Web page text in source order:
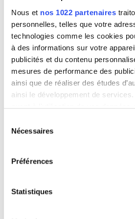
Nous et nos 1022 partenaires
personnelles, telles que votre
technologies comme les cookies
à des informations sur votre
publicités et du contenu
mesures de performance des
ainsi que de réaliser des études
ainsi le développement de
quant à l'utilisation de vos données
tout moment en consultant la
cookies ou en cliquant sur l'icône
Si vous le permettez, nous
géographique qui peuvent être
mètres près
pour en relever les
Nécessaires
Préférences
Statistiques